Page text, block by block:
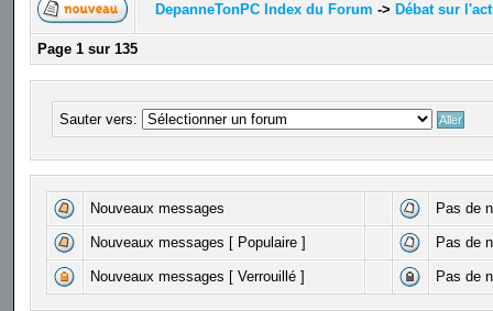
DepanneTonPC Index du Forum -> Débat sur
Page 1sur 135
Sauter vers:
Nouveaux messages Pas de
Nouveaux messages [ Populaire ] Pas de
Nouveaux messages [ Verrouillé ] Pas de